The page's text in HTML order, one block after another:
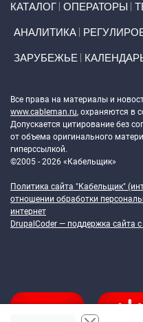
КАТАЛОГ ОПЕРАТОРЫ
АНАЛИТИКА
ЗАРУБЕЖЬЕ
Все права на материалы и
www.cableman.ru, охраняются в
Допускается цитирование без
от объема оригинального
гиперссылкой.
©2005 - 2026 «Кабельщик»
Политика сайта "Кабельщик"
отношении обработки
интернет
DrupalCoder — поддержка сайта